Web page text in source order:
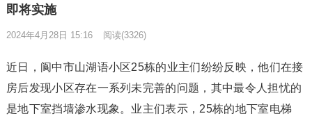
即将实施
2024年4月28日 15:16 阅读(3326)
近日，阆中市山湖语小区25栋的业主们纷纷反映，他们在接
房后发现小区存在一系列未完善的问题，其中最令人担忧的
是地下室挡墙渗水现象。业主们表示，25栋的地下室电梯